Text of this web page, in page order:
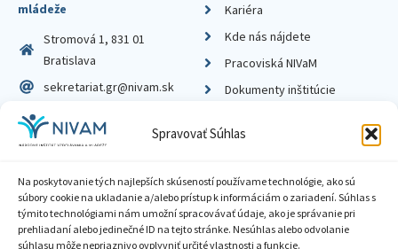
Spravovať Súhlas
Na poskytovanie tých najlepších skúseností používame technológie, ako sú
súbory cookie na ukladanie a/alebo prístup k informáciám o zariadení. Súhlas s
týmito technológiami nám umožní spracovávať údaje, ako je správanie pri
prehliadaní alebo jedinečné ID na tejto stránke. Nesúhlas alebo odvolanie
súhlasu môže nepriaznivo ovplyvniť určité vlastnosti a funkcie.
mládeže
Stromová 1, 831 01
Bratislava
sekretariat.gr@nivam.sk
IČO: 00164348
DIČ: 2020798714
Kariéra
Kde nás nájdete
Pracoviská NIVaM
Dokumenty inštitúcie
Zásady ochrany súkromia